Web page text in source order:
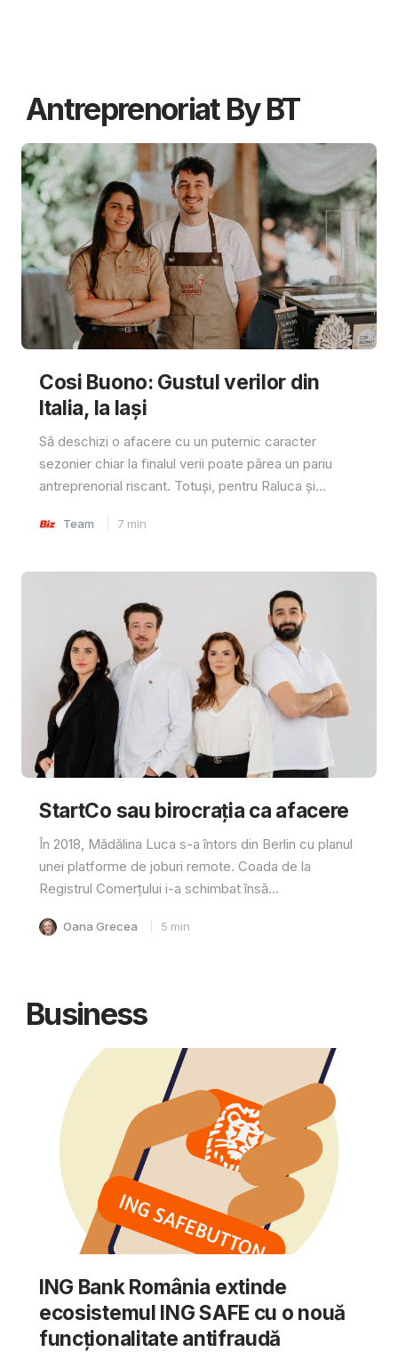
Antreprenoriat By BT
Cosi Buono: Gustul verilor din
Italia, la Iași
Să deschizi o afacere cu un puternic caracter
sezonier chiar la finalul verii poate părea un pariu
antreprenorial riscant. Totuși, pentru Raluca și...
Team 7 min
StartCo sau birocrația ca afacere
În 2018, Mădălina Luca s-a întors din Berlin cu planul
unei platforme de joburi remote. Coada de la
Registrul Comerțului i-a schimbat însă...
Oana Grecea 5 min
Business
ING Bank România extinde
ecosistemul ING SAFE cu o nouă
funcționalitate antifraudă